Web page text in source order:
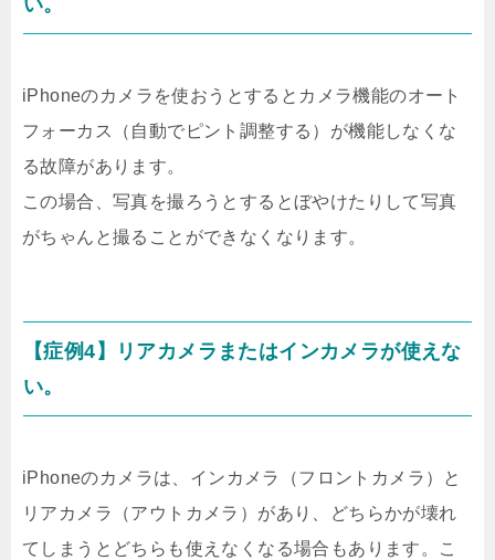
い。
iPhoneのカメラを使おうとするとカメラ機能のオート
フォーカス（自動でピント調整する）が機能しなくな
る故障があります。
この場合、写真を撮ろうとするとぼやけたりして写真
がちゃんと撮ることができなくなります。
【症例4】リアカメラまたはインカメラが使えな
い。
iPhoneのカメラは、インカメラ（フロントカメラ）と
リアカメラ（アウトカメラ）があり、どちらかが壊れ
てしまうとどちらも使えなくなる場合もあります。こ